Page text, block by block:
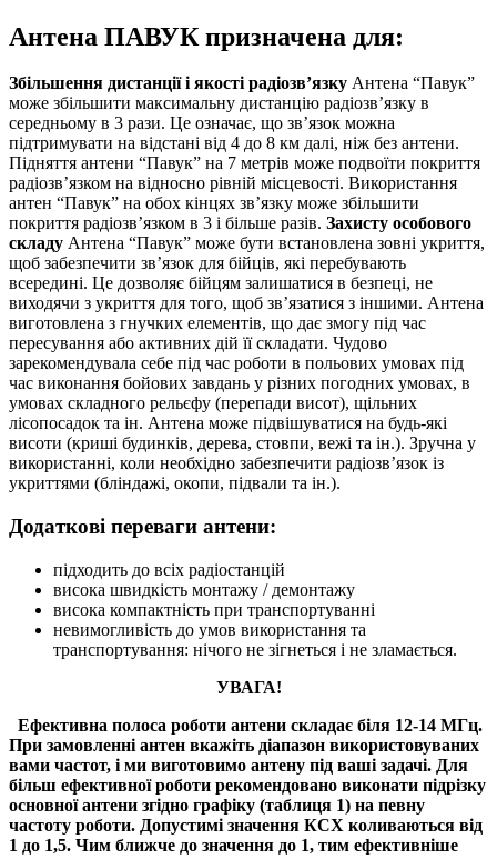
Антена ПАВУК призначена для:
Збільшення дистанції і якості радіозв’язку Антена “Павук”
може збільшити максимальну дистанцію радіозв’язку в
середньому в 3 рази. Це означає, що зв’язок можна
підтримувати на відстані від 4 до 8 км далі, ніж без антени.
Підняття антени “Павук” на 7 метрів може подвоїти покриття
радіозв’язком на відносно рівній місцевості. Використання
антен “Павук” на обох кінцях зв’язку може збільшити
покриття радіозв’язком в 3 і більше разів. Захисту особового
складу Антена “Павук” може бути встановлена ​​зовні укриття,
щоб забезпечити зв’язок для бійців, які перебувають
всередині. Це дозволяє бійцям залишатися в безпеці, не
виходячи з укриття для того, щоб зв’язатися з іншими. Антена
виготовлена з гнучких елементів, що дає змогу під час
пересування або активних дій її складати. Чудово
зарекомендувала себе під час роботи в польових умовах під
час виконання бойових завдань у різних погодних умовах, в
умовах складного рельєфу (перепади висот), щільних
лісопосадок та ін. Антена може підвішуватися на будь-які
висоти (криші будинків, дерева, стовпи, вежі та ін.). Зручна у
використанні, коли необхідно забезпечити радіозв’язок із
укриттями (бліндажі, окопи, підвали та ін.).
Додаткові переваги антени:
підходить до всіх радіостанцій
висока швидкість монтажу / демонтажу
висока компактність при транспортуванні
невимогливість до умов використання та
транспортування: нічого не зігнеться і не зламається.
УВАГА!
Ефективна полоса роботи антени складає біля 12-14 МГц.
При замовленні антен вкажіть діапазон використовуваних
вами частот, і ми виготовимо антену під ваші задачі. Для
більш ефективної роботи рекомендовано виконати підрізку
основної антени згідно графіку (таблиця 1) на певну
частоту роботи. Допустимі значення КСХ коливаються від
1 до 1,5. Чим ближче до значення до 1, тим ефективніше